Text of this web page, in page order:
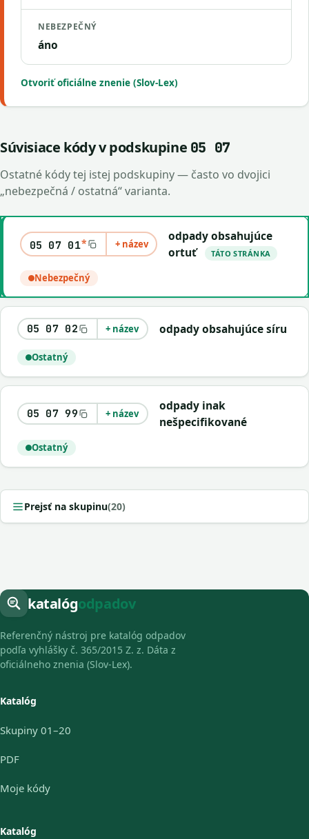
NEBEZPEČNÝ
áno
Otvoriť oficiálne znenie (Slov-Lex)
Súvisiace kódy v podskupine 05 07
Ostatné kódy tej istej podskupiny — často vo dvojici
„nebezpečná / ostatná“ varianta.
05 07 01* + název
odpady obsahujúce
ortuť
TÁTO STRÁNKA
Nebezpečný
05 07 02 + název odpady obsahujúce síru
Ostatný
05 07 99 + název
odpady inak
nešpecifikované
Ostatný
Prejsť na skupinu(20)
katalógodpadov
Referenčný nástroj pre katalóg odpadov
podľa vyhlášky č. 365/2015 Z. z. Dáta z
oficiálneho znenia (Slov-Lex).
Katalóg
Skupiny 01–20
PDF
Moje kódy
Katalóg